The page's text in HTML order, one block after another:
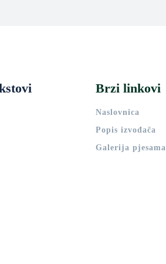
Brzi linkovi
Naslovnica
Popis izvođača
Galerija pjesama